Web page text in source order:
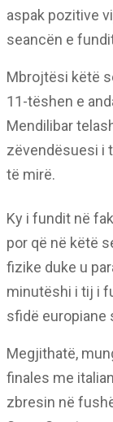
aspak pozitive
seancën e
Mbrojtësi këtë
11-tëshen e
Mendilibar
zëvendësuesi i
të mirë.
Ky i fundit në
por që në këtë
fizike duke u
minutëshi i tij i
sfidë europiane
Megjithatë,
finales me
zbresin në